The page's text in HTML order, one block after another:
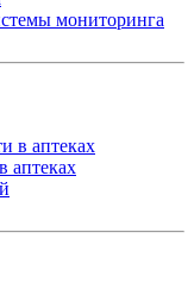
мониторинга
аптеках